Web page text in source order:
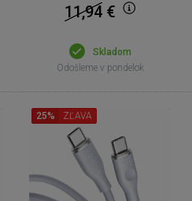
11,94€
Skladom
Odošleme v pondelok
25% ZĽAVA